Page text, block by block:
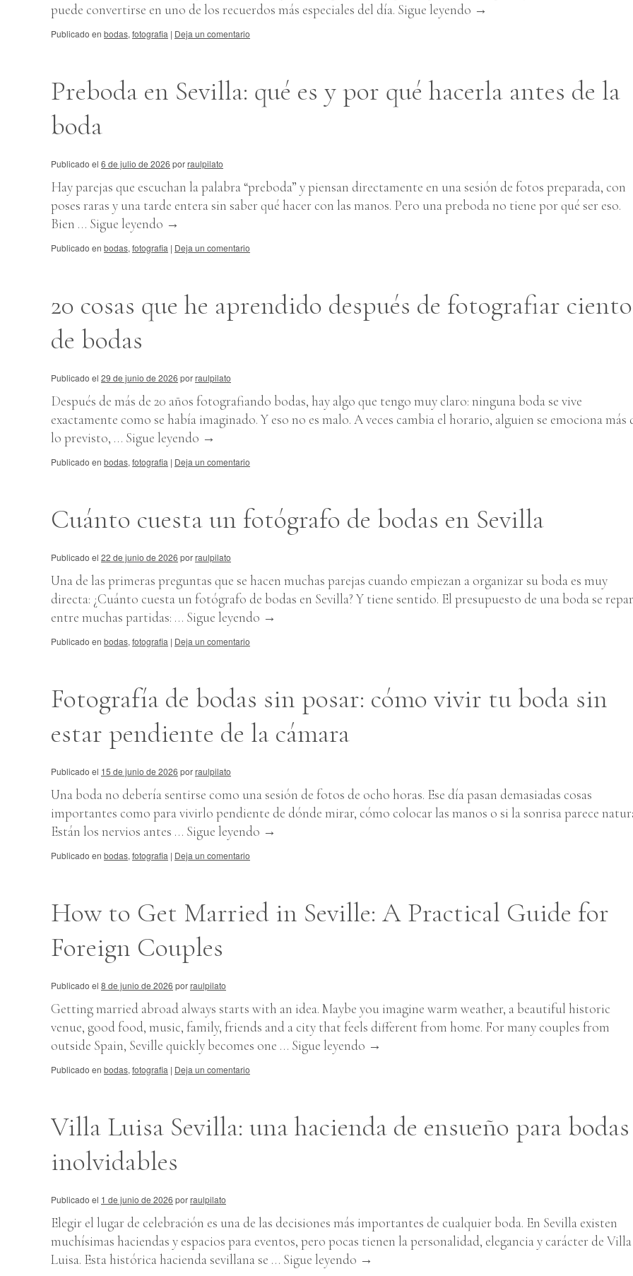
puede convertirse en uno de los recuerdos más especiales del día. Sigue leyendo →
Publicado en bodas, fotografia | Deja un comentario
Preboda en Sevilla: qué es y por qué hacerla antes de la
boda
Publicado el 6 de julio de 2026 porraulpilato
Hay parejas que escuchan la palabra “preboda” y piensan directamente en una sesión de fotos preparada, con
poses raras y una tarde entera sin saber qué hacer con las manos. Pero una preboda no tiene por qué ser eso.
Bien … Sigue leyendo →
Publicado en bodas, fotografia | Deja un comentario
20 cosas que he aprendido después de fotografiar
de bodas
Publicado el 29 de junio de 2026 porraulpilato
Después de más de 20 años fotografiando bodas, hay algo que tengo muy claro: ninguna boda se vive
exactamente como se había imaginado. Y eso no es malo. A veces cambia el horario, alguien se emociona más
lo previsto, … Sigue leyendo →
Publicado en bodas, fotografia | Deja un comentario
Cuánto cuesta un fotógrafo de bodas en Sevilla
Publicado el 22 de junio de 2026 porraulpilato
Una de las primeras preguntas que se hacen muchas parejas cuando empiezan a organizar su boda es muy
directa: ¿Cuánto cuesta un fotógrafo de bodas en Sevilla? Y tiene sentido. El presupuesto de una boda se
entre muchas partidas: … Sigue leyendo →
Publicado en bodas, fotografia | Deja un comentario
Fotografía de bodas sin posar: cómo vivir tu boda sin
estar pendiente de la cámara
Publicado el 15 de junio de 2026 porraulpilato
Una boda no debería sentirse como una sesión de fotos de ocho horas. Ese día pasan demasiadas cosas
importantes como para vivirlo pendiente de dónde mirar, cómo colocar las manos o si la sonrisa parece
Están los nervios antes … Sigue leyendo →
Publicado en bodas, fotografia | Deja un comentario
How to Get Married in Seville: A Practical Guide for
Foreign Couples
Publicado el 8 de junio de 2026 porraulpilato
Getting married abroad always starts with an idea. Maybe you imagine warm weather, a beautiful historic
venue, good food, music, family, friends and a city that feels different from home. For many couples from
outside Spain, Seville quickly becomes one … Sigue leyendo →
Publicado en bodas, fotografia | Deja un comentario
Villa Luisa Sevilla: una hacienda de ensueño para bodas
inolvidables
Publicado el 1 de junio de 2026 porraulpilato
Elegir el lugar de celebración es una de las decisiones más importantes de cualquier boda. En Sevilla existen
muchísimas haciendas y espacios para eventos, pero pocas tienen la personalidad, elegancia y carácter de Villa
Luisa. Esta histórica hacienda sevillana se … Sigue leyendo →